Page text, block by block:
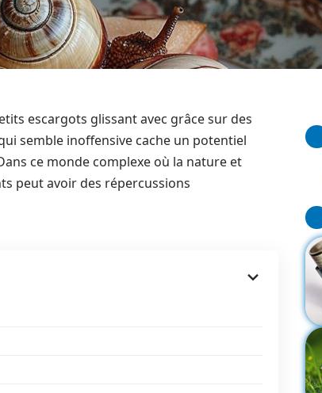
escargots glissant avec grâce sur des
semble inoffensive cache un potentiel
ce monde complexe où la nature et
peut avoir des répercussions